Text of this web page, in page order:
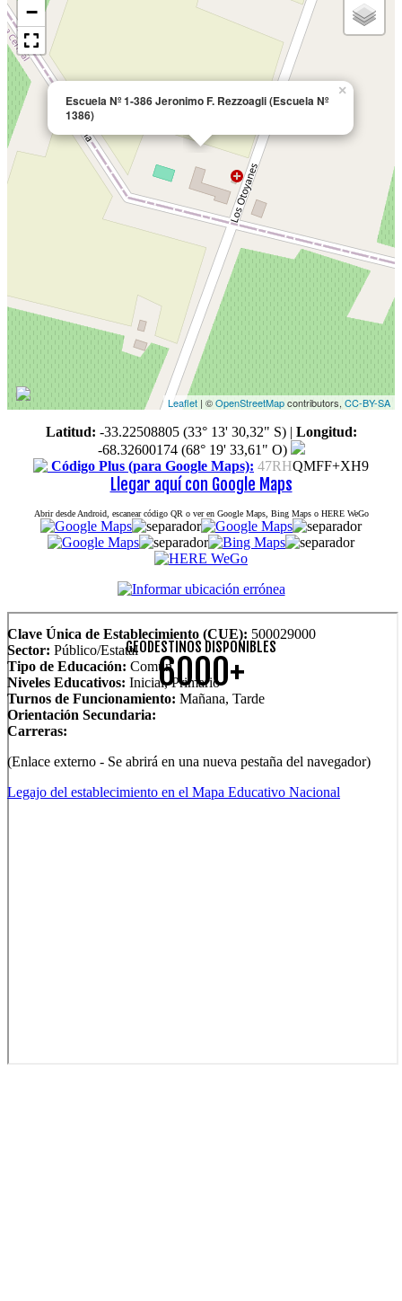
Escuela Nº 1-386 Jeronimo F. Rezzoagli (Escuela Nº
1386)
×
−
Leaflet | ©OpenStreetMapcontributors, CC-BY-SA
Latitud: -33.22508805 (33° 13' 30,32" S)| Longitud:
-68.32600174 (68° 19' 33,61" O)
Código Plus (para Google Maps): 47RHQMFF+XH9
Llegar aquí con Google Maps
Abrir desde Android, escanear código QR o ver en Google Maps, Bing Maps o HERE WeGo
Clave Única de Establecimiento (CUE): 500029000
Sector: Público/Estatal
Tipo de Educación: Común
Niveles Educativos: Inicial, Primario
Turnos de Funcionamiento: Mañana, Tarde
Orientación Secundaria:
Carreras:
(Enlace externo - Se abrirá en una nueva pestaña del navegador)
Legajo del establecimiento en el Mapa Educativo Nacional
GEODESTINOS DISPONIBLES
6000+